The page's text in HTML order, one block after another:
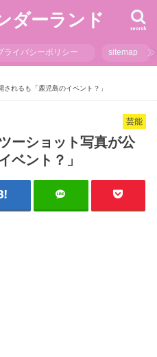
ダーランド search
ライバシーポリシー sitemap
れるも「鹿児島のイベント？」
芸能
ーショット写真が公
ベント？」